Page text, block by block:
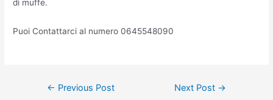
di muffe.
Puoi Contattarci al numero 0645548090
Post← Previous Post Next Post →